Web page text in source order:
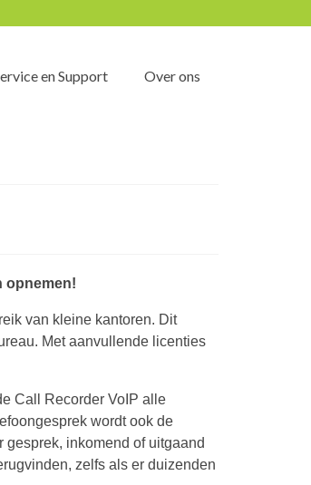
en Support Over ons
opnemen!
van kleine kantoren. Dit
Met aanvullende licenties
Call Recorder VoIP alle
wordt ook de
gesprek, inkomend of uitgaand
zelfs als er duizenden